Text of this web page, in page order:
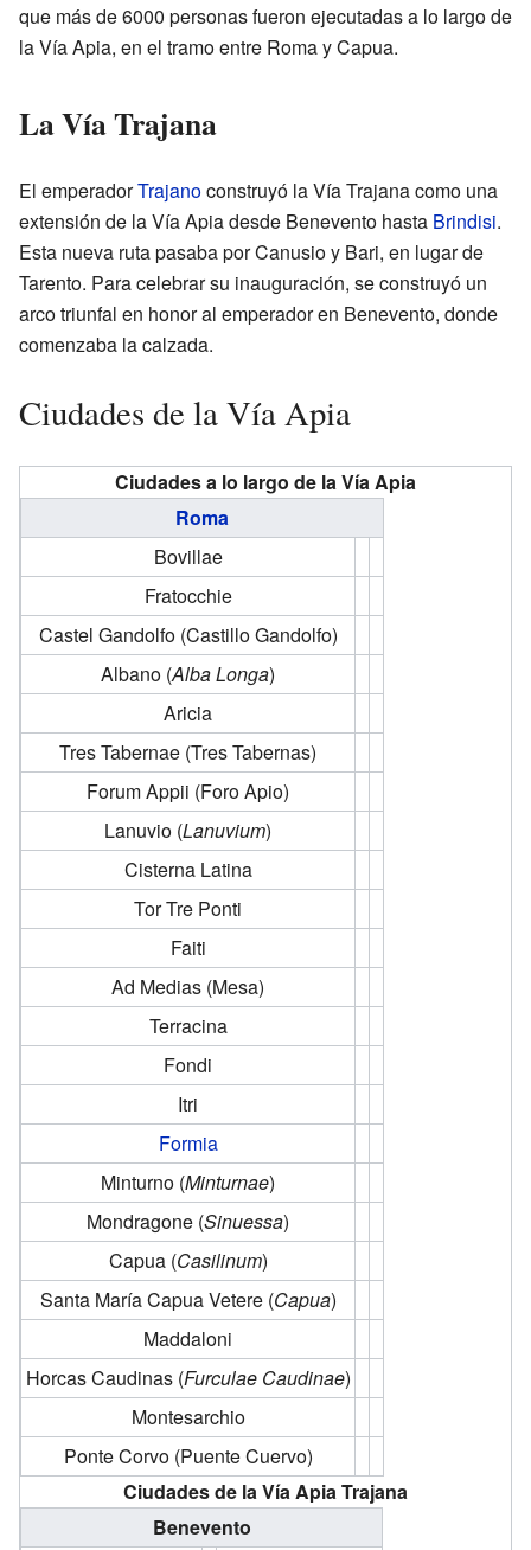
que más de 6000 personas fueron ejecutadas a lo largo de
la Vía Apia, en el tramo entre Roma y Capua.
La Vía Trajana
El emperadorTrajanoconstruyó la Vía Trajana como una
extensión de la Vía Apia desde Benevento hasta Brindisi.
Esta nueva ruta pasaba por Canusio y Bari, en lugar de
Tarento. Para celebrar su inauguración, se construyó un
arco triunfal en honor al emperador en Benevento, donde
comenzaba la calzada.
Ciudades de la Vía Apia
Ciudades a lo largo de la Vía Apia
Roma
Bovillae
Fratocchie
Castel Gandolfo (Castillo Gandolfo)
Albano (Alba Longa)
Aricia
Tres Tabernae (Tres Tabernas)
Forum Appii (Foro Apio)
Lanuvio (Lanuvium)
Cisterna Latina
Tor Tre Ponti
Faiti
Ad Medias (Mesa)
Terracina
Fondi
Itri
Formia
Minturno (Minturnae)
Mondragone (Sinuessa)
Capua (Casilinum)
Santa María Capua Vetere (Capua)
Maddaloni
Horcas Caudinas (Furculae Caudinae)
Montesarchio
Ponte Corvo (Puente Cuervo)
Ciudades de la Vía Apia Trajana
Benevento